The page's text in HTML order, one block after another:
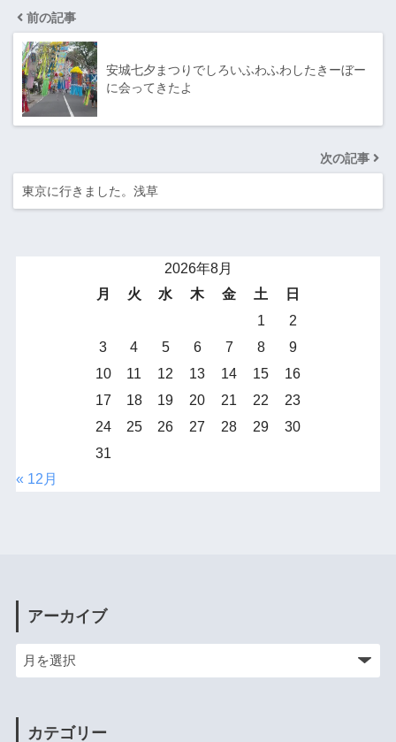
前の記事
安城七夕まつりでしろいふわふわしたきーぼー
に会ってきたよ
次の記事
東京に行きました。浅草
2026年8月
月
火 水 木 金 土
日
1
2
3
4 5 6 7 8
9
10
11 12 13 14 15
16
17
18 19 20 21 22
23
24
25 26 27 28 29
30
31
« 12月
アーカイブ
カテゴリー